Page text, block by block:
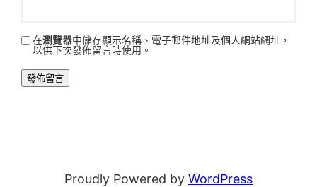
在瀏覽器中儲存顯示名稱、電子郵件地址及個人網站網址，
以供下次發佈留言時使用。
Proudly Powered by WordPress